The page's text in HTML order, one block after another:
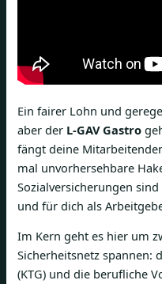
Ein fairer Lohn und
aber der L-GAV Gastro
fängt deine
mal unvorhersehbare
Sozialversicherungen
und für dich als
Im Kern geht es hier um
Sicherheitsnetz spannen:
(KTG) und die berufliche